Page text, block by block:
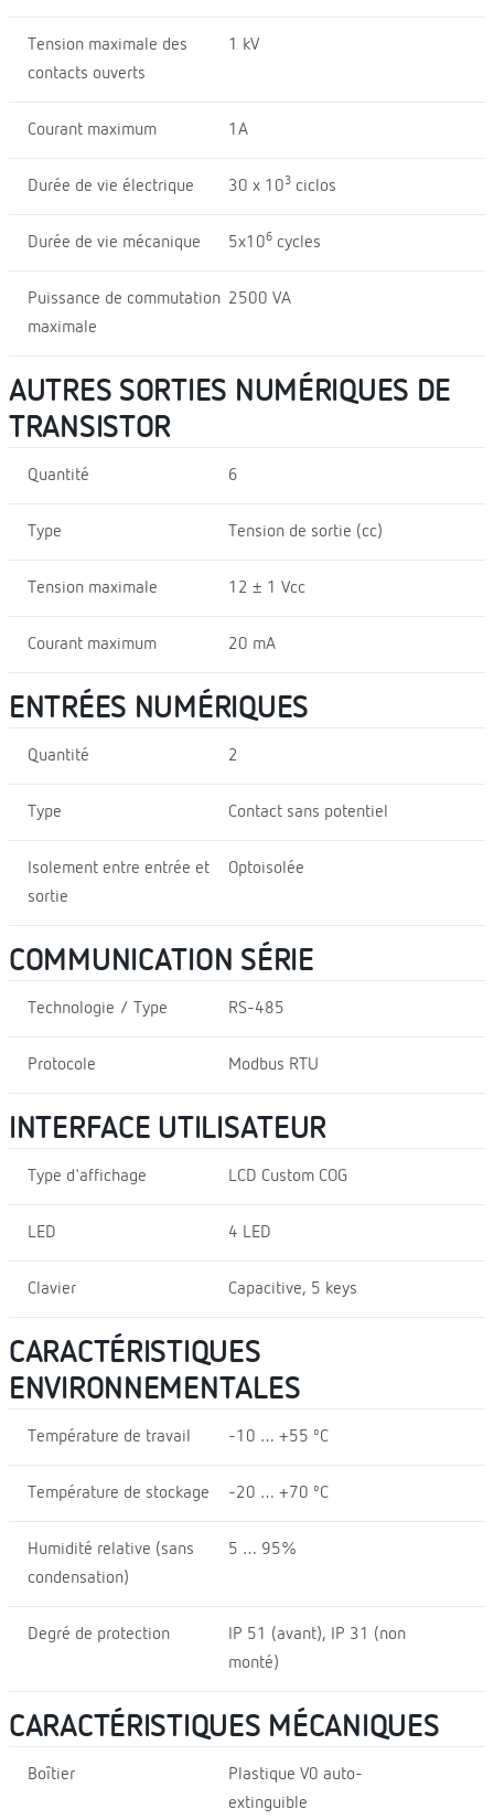
Tension maximale des
contacts ouverts
1 kV
Courant maximum 1A
Durée de vie électrique 30 x 103ciclos
Durée de vie mécanique 5x106cycles
Puissance de commutation
maximale
2500 VA
AUTRES SORTIES NUMÉRIQUES DE
TRANSISTOR
Quantité 6
Type Tension de sortie (cc)
Tension maximale 12 ± 1 Vcc
Courant maximum 20 mA
ENTRÉES NUMÉRIQUES
Quantité 2
Type Contact sans potentiel
Isolement entre entrée et
sortie
Optoisolée
COMMUNICATION SÉRIE
Technologie / Type RS-485
Protocole Modbus RTU
INTERFACE UTILISATEUR
Type d'affichage LCD Custom COG
LED 4 LED
Clavier Capacitive, 5 keys
CARACTÉRISTIQUES
ENVIRONNEMENTALES
Température de travail -10 … +55 ºC
Température de stockage -20 … +70 ºC
Humidité relative (sans
condensation)
5 … 95%
Degré de protection
IP 51 (avant), IP 31 (non
monté)
CARACTÉRISTIQUES MÉCANIQUES
Boîtier
Plastique V0 auto-
extinguible